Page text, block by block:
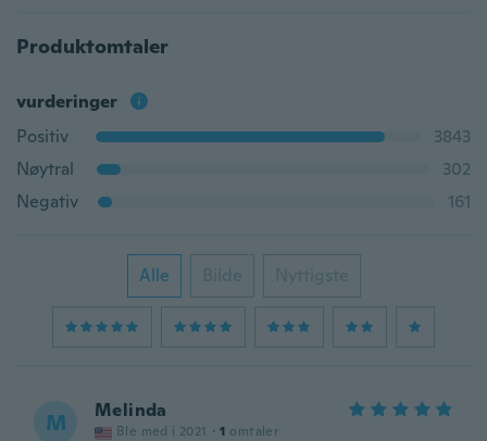
Produktomtaler
vurderinger
Positiv
3843
Nøytral
302
Negativ
161
Alle Bilde Nyttigste
M Melinda
Ble med i 2021 · 1 omtaler